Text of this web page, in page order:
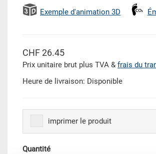
Exemple d'animation 3D
CHF 26.45
Prix unitaire brut plus TVA & frais du
Heure de livraison: Disponible
imprimer le produit
Quantité